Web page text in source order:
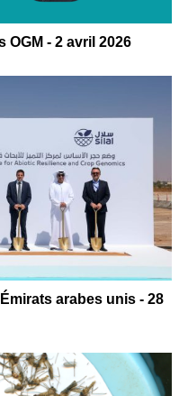
OGM - 2 avril 2026
arabes unis - 28